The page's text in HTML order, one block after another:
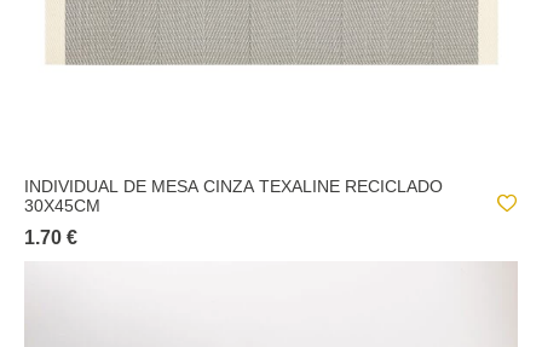
INDIVIDUAL DE MESA CINZA TEXALINE RECICLADO
30X45CM
1.70 €